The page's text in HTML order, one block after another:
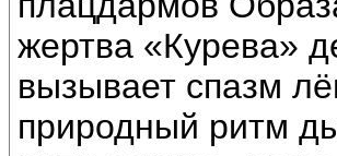
жертва «Курева»
вызывает спазм
природный ритм